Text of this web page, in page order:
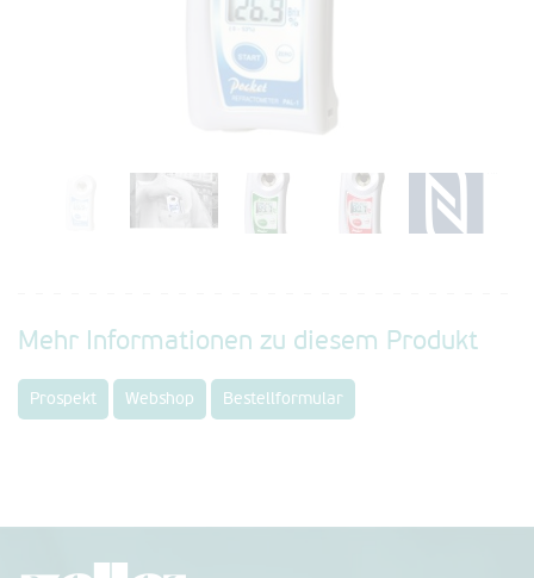
Mehr Informationen zu diesem Produkt
Prospekt Webshop Bestellformular